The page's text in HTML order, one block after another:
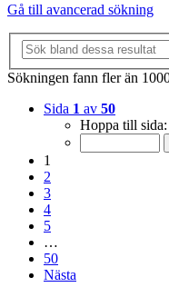
Gå till avancerad sökning
Sökningen fann fler än
Sida 1 av 50
Hoppa till sida:
1
2
3
4
5
…
50
Nästa